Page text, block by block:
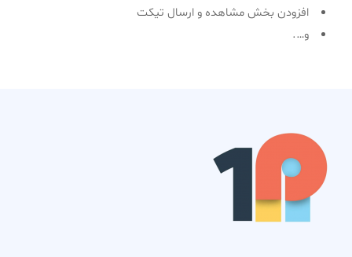
افزودن بخش مشاهده و ارسال تیکت
و….